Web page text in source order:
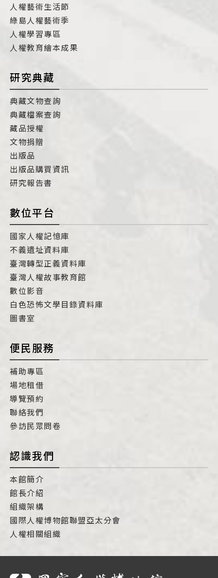
人權藝術生活節
綠島人權藝術季
人權學習專區
人權教育繪本成果
研究典藏
典藏文物查詢
典藏檔案查詢
藏品授權
文物捐贈
出版品
出版品購買資訊
研究報告書
數位平台
國家人權記憶庫
不義遺址資料庫
臺灣轉型正義資料庫
臺灣人權故事教育館
數位影音
白色恐怖文學目錄資料庫
圖書室
便民服務
補助專區
場地租借
導覽預約
聯絡我們
參訪民眾問卷
認識我們
本館簡介
館長介紹
組織架構
國際人權博物館聯盟亞太分會
人權相關組織